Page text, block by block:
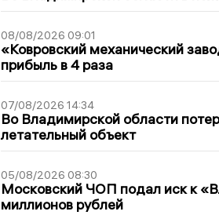
08/08/2026 09:01
«Ковровский механический
прибыль в 4 раза
07/08/2026 14:34
Во Владимирской области
летательный объект
05/08/2026 08:30
Московский ЧОП подал иск к
миллионов рублей